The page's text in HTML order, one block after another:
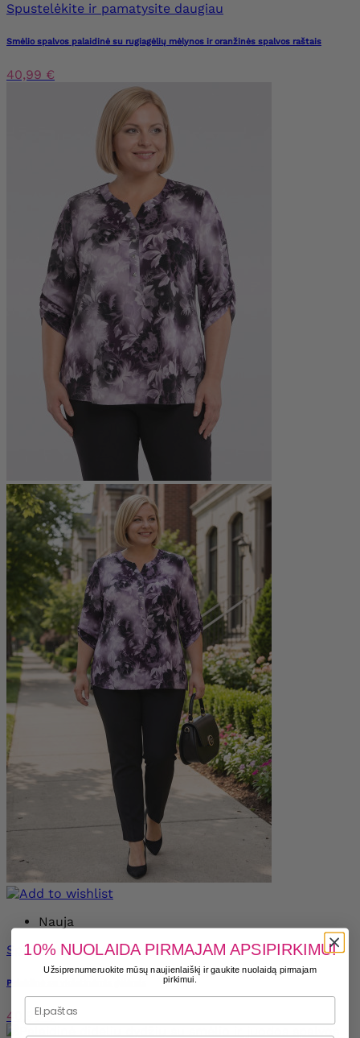
Spustelėkite ir pamatysite daugiau
Smėlio spalvos palaidinė su rugiagėlių mėlynos ir oranžinės spalvos raštais
40,99 €
Nauja
Spustelėkite ir pamatysite daugiau
40,99 €
10% NUOLAIDA PIRMAJAM APSIPIRKIMUI
Užsiprenumeruokite mūsų naujienlaiškį ir gaukite nuolaidą pirmajam
pirkimui.